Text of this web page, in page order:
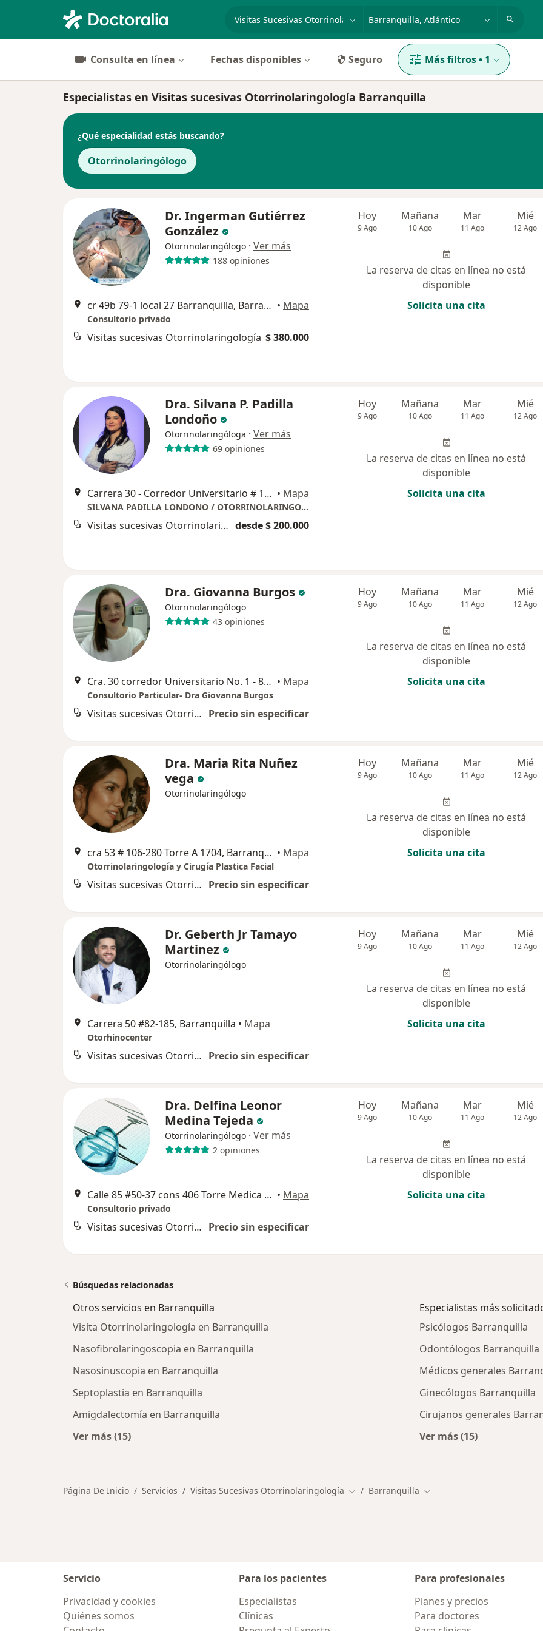
Consulta en línea Fechas disponibles Seguro Más filtros• 1
Especialistas en Visitas sucesivas Otorrinolaringología Barranquilla
¿Qué especialidad estás buscando?
Otorrinolaringólogo
Dr. Ingerman Gutiérrez
González
Otorrinolaringólogo · Ver más
188 opiniones
cr 49b 79-1 local 27 Barranquilla, Barranquilla • Mapa
Consultorio privado
Visitas sucesivas Otorrinolaringología $ 380.000
Hoy
9 Ago
Mañana
10 Ago
Mar
11 Ago
Mié
12 Ago
La reserva de citas en línea no está
disponible
Solicita una cita
Dra. Silvana P. Padilla
Londoño
Otorrinolaringóloga · Ver más
69 opiniones
Carrera 30 - Corredor Universitario # 1-850, Puerto Colombia • Mapa
SILVANA PADILLA LONDONO / OTORRINOLARINGOLOGIA
Visitas sucesivas Otorrinolaringología desde $ 200.000
Hoy
9 Ago
Mañana
10 Ago
Mar
11 Ago
Mié
12 Ago
La reserva de citas en línea no está
disponible
Solicita una cita
Dra. Giovanna Burgos
Otorrinolaringólogo
43 opiniones
Cra. 30 corredor Universitario No. 1 - 850, Barranquilla • Mapa
Consultorio Particular- Dra Giovanna Burgos
Visitas sucesivas Otorrinolaringología Precio sin especificar
Hoy
9 Ago
Mañana
10 Ago
Mar
11 Ago
Mié
12 Ago
La reserva de citas en línea no está
disponible
Solicita una cita
Dra. Maria Rita Nuñez
vega
Otorrinolaringólogo
cra 53 # 106-280 Torre A 1704, Barranquilla • Mapa
Otorrinolaringología y Cirugía Plastica Facial
Visitas sucesivas Otorrinolaringología Precio sin especificar
Hoy
9 Ago
Mañana
10 Ago
Mar
11 Ago
Mié
12 Ago
La reserva de citas en línea no está
disponible
Solicita una cita
Dr. Geberth Jr Tamayo
Martinez
Otorrinolaringólogo
Carrera 50 #82-185, Barranquilla • Mapa
Otorhinocenter
Visitas sucesivas Otorrinolaringología Precio sin especificar
Hoy
9 Ago
Mañana
10 Ago
Mar
11 Ago
Mié
12 Ago
La reserva de citas en línea no está
disponible
Solicita una cita
Dra. Delfina Leonor
Medina Tejeda
Otorrinolaringólogo · Ver más
2 opiniones
Calle 85 #50-37 cons 406 Torre Medica del Mar, Barranquilla • Mapa
Consultorio privado
Visitas sucesivas Otorrinolaringología Precio sin especificar
Hoy
9 Ago
Mañana
10 Ago
Mar
11 Ago
Mié
12 Ago
La reserva de citas en línea no está
disponible
Solicita una cita
Búsquedas relacionadas
Otros servicios en Barranquilla
Visita Otorrinolaringología en Barranquilla
Nasofibrolaringoscopia en Barranquilla
Nasosinuscopia en Barranquilla
Septoplastia en Barranquilla
Amigdalectomía en Barranquilla
Ver más (15)
Especialistas más
Psicólogos Barranquilla
Odontólogos Barranquilla
Médicos generales
Ginecólogos Barranquilla
Cirujanos generales
Ver más (15)
Página De Inicio Servicios Visitas Sucesivas Otorrinolaringología Cambiar de ciudad
Barranquilla Cambiar de ciudad
Servicio
Privacidad y cookies
Quiénes somos
Para los pacientes
Especialistas
Clínicas
Para profesionales
Planes y precios
Para doctores